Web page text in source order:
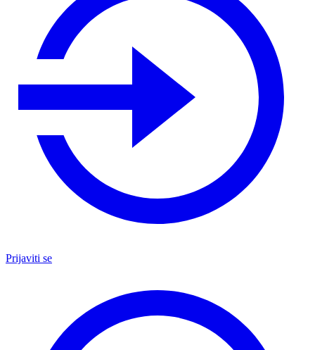
Prijaviti se